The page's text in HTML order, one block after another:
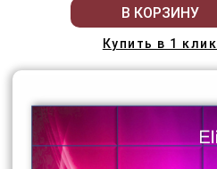
В КОРЗИНУ
Купить в 1 клик